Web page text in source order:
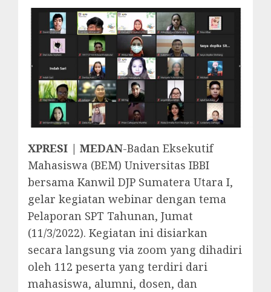
XPRESI | MEDAN-Badan Eksekutif
Mahasiswa (BEM) Universitas IBBI
bersama Kanwil DJP Sumatera Utara I,
gelar kegiatan webinar dengan tema
Pelaporan SPT Tahunan, Jumat
(11/3/2022). Kegiatan ini disiarkan
secara langsung via zoom yang dihadiri
oleh 112 peserta yang terdiri dari
mahasiswa, alumni, dosen, dan